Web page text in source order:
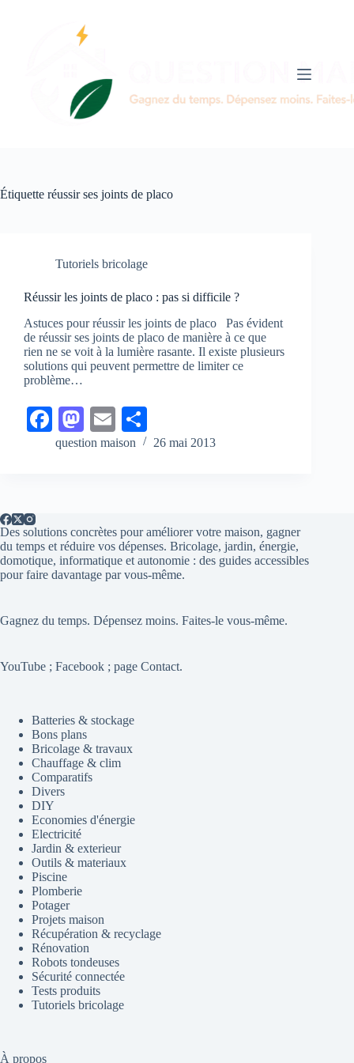
Étiquette réussir ses joints de placo
Tutoriels bricolage
Réussir les joints de placo : pas si difficile ?
Astuces pour réussir les joints de placo Pas évident
de réussir ses joints de placo de manière à ce que
rien ne se voit à la lumière rasante. Il existe plusieurs
solutions qui peuvent permettre de limiter ce
problème…
Fa
ce
M
as
E
m
rt
question maison 26 mai 2013
Des solutions concrètes pour améliorer votre maison, gagner
du temps et réduire vos dépenses. Bricolage, jardin, énergie,
domotique, informatique et autonomie : des guides accessibles
pour faire davantage par vous-même.
Gagnez du temps. Dépensez moins. Faites-le vous-même.
YouTube ; Facebook ; page Contact.
Batteries & stockage
Bons plans
Bricolage & travaux
Chauffage & clim
Comparatifs
Divers
DIY
Economies d'énergie
Electricité
Jardin & exterieur
Outils & materiaux
Piscine
Plomberie
Potager
Projets maison
Récupération & recyclage
Rénovation
Robots tondeuses
Sécurité connectée
Tests produits
Tutoriels bricolage
À propos